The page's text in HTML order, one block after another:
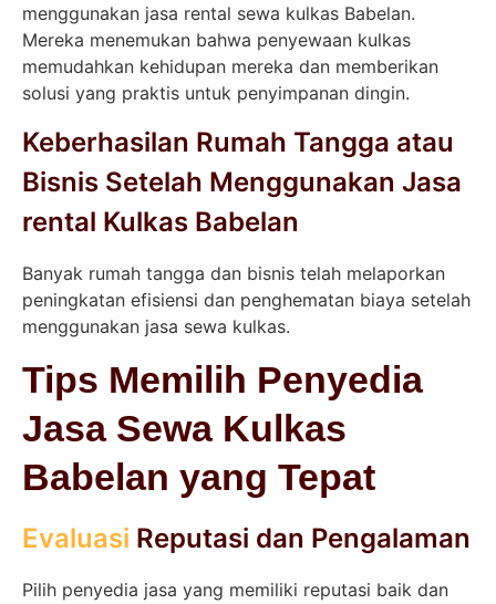
menggunakan jasa rental sewa kulkas Babelan.
Mereka menemukan bahwa penyewaan kulkas
memudahkan kehidupan mereka dan memberikan
solusi yang praktis untuk penyimpanan dingin.
Keberhasilan Rumah Tangga atau
Bisnis Setelah Menggunakan Jasa
rental Kulkas Babelan
Banyak rumah tangga dan bisnis telah melaporkan
peningkatan efisiensi dan penghematan biaya setelah
menggunakan jasa sewa kulkas.
Tips Memilih Penyedia
Jasa Sewa Kulkas
Babelan yang Tepat
Evaluasi Reputasi dan Pengalaman
Pilih penyedia jasa yang memiliki reputasi baik dan